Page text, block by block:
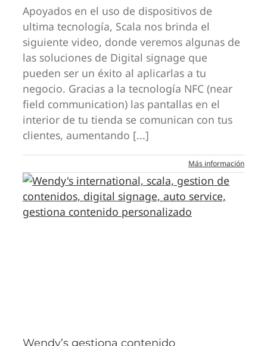
Apoyados en el uso de dispositivos de
ultima tecnología, Scala nos brinda el
siguiente video, donde veremos algunas de
las soluciones de Digital signage que
pueden ser un éxito al aplicarlas a tu
negocio. Gracias a la tecnología NFC (near
field communication) las pantallas en el
interior de tu tienda se comunican con tus
clientes, aumentando [...]
Más información
Wendy’s gestiona contenido